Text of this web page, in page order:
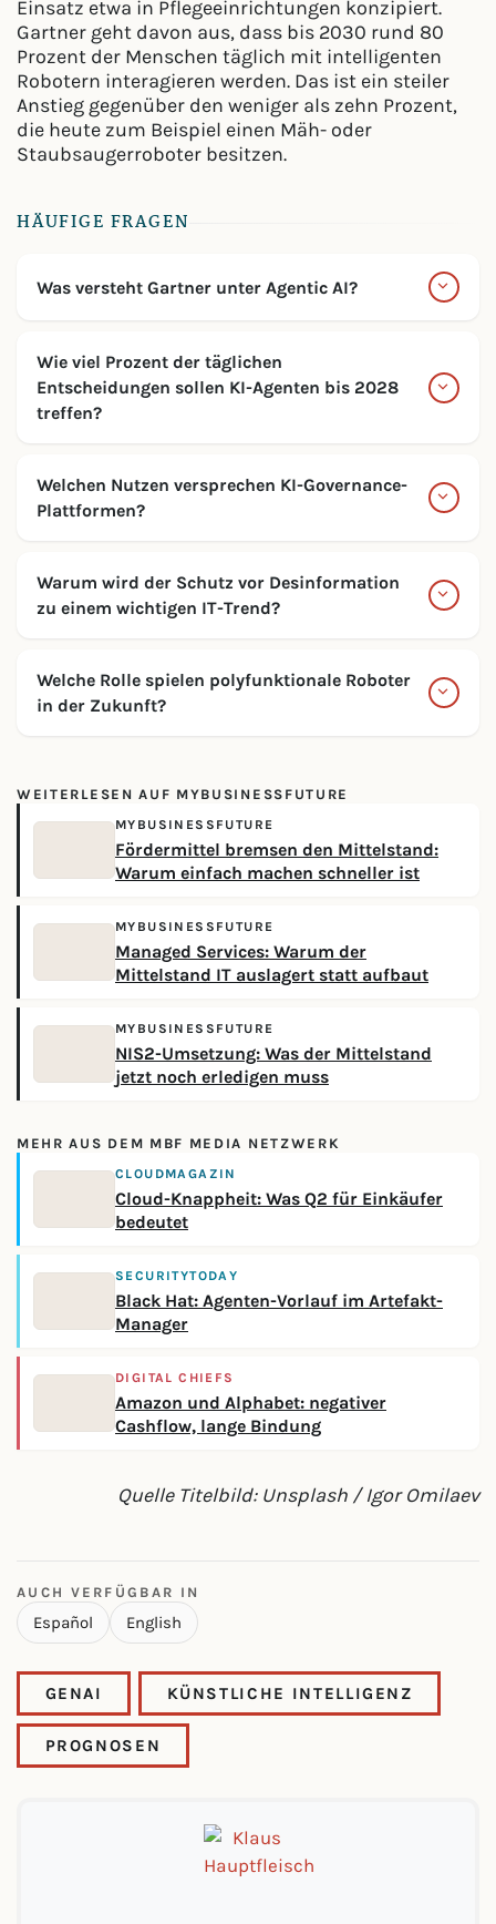
Einsatz etwa in Pflegeeinrichtungen konzipiert.
Gartner geht davon aus, dass bis 2030 rund 80
Prozent der Menschen täglich mit intelligenten
Robotern interagieren werden. Das ist ein steiler
Anstieg gegenüber den weniger als zehn Prozent,
die heute zum Beispiel einen Mäh- oder
Staubsaugerroboter besitzen.
HÄUFIGE FRAGEN
Was versteht Gartner unter Agentic AI?
Wie viel Prozent der täglichen
Entscheidungen sollen KI-Agenten bis 2028
treffen?
Welchen Nutzen versprechen KI-Governance-
Plattformen?
Warum wird der Schutz vor Desinformation
zu einem wichtigen IT-Trend?
Welche Rolle spielen polyfunktionale Roboter
in der Zukunft?
WEITERLESEN AUF MYBUSINESSFUTURE
MYBUSINESSFUTURE
Fördermittel bremsen den Mittelstand:
Warum einfach machen schneller ist
MYBUSINESSFUTURE
Managed Services: Warum der
Mittelstand IT auslagert statt aufbaut
MYBUSINESSFUTURE
NIS2-Umsetzung: Was der Mittelstand
jetzt noch erledigen muss
MEHR AUS DEM MBF MEDIA NETZWERK
CLOUDMAGAZIN
Cloud-Knappheit: Was Q2 für Einkäufer
bedeutet
SECURITYTODAY
Black Hat: Agenten-Vorlauf im Artefakt-
Manager
DIGITAL CHIEFS
Amazon und Alphabet: negativer
Cashflow, lange Bindung
Quelle Titelbild: Unsplash / Igor Omilaev
AUCH VERFÜGBAR IN
Español English
GENAI KÜNSTLICHE INTELLIGENZ
PROGNOSEN